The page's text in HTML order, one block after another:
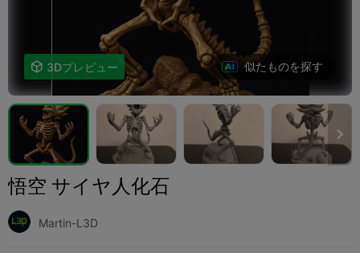
 3Dプレビュー 似たものを探す

悟空 サイヤ人化石
Martin-L3D